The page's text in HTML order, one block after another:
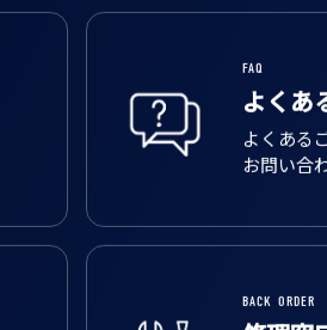
よくあ
よくある
お問い合